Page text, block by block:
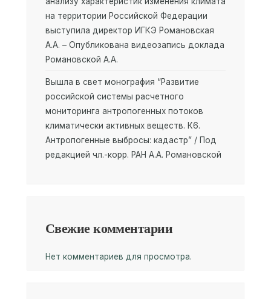
на территории Российской Федерации
выступила директор ИГКЭ Романовская
А.А. – Опубликована видеозапись доклада
Романовской А.А.
Вышла в свет монография “Развитие
российской системы расчетного
мониторинга антропогенных потоков
климатически активных веществ. К6.
Антропогенные выбросы: кадастр” / Под
редакцией чл.-корр. РАН А.А. Романовской
Свежие комментарии
Нет комментариев для просмотра.